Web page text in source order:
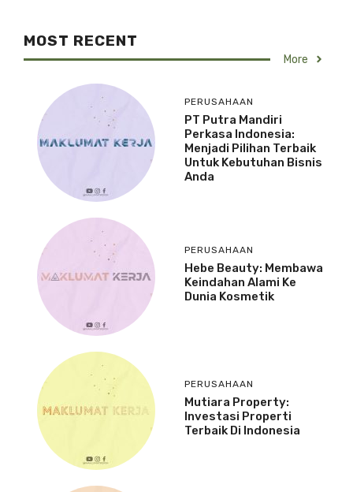
MOST RECENT
More
PERUSAHAAN
PT Putra Mandiri
Perkasa Indonesia:
Menjadi Pilihan Terbaik
Untuk Kebutuhan Bisnis
Anda
PERUSAHAAN
Hebe Beauty: Membawa
Keindahan Alami Ke
Dunia Kosmetik
PERUSAHAAN
Mutiara Property:
Investasi Properti
Terbaik Di Indonesia